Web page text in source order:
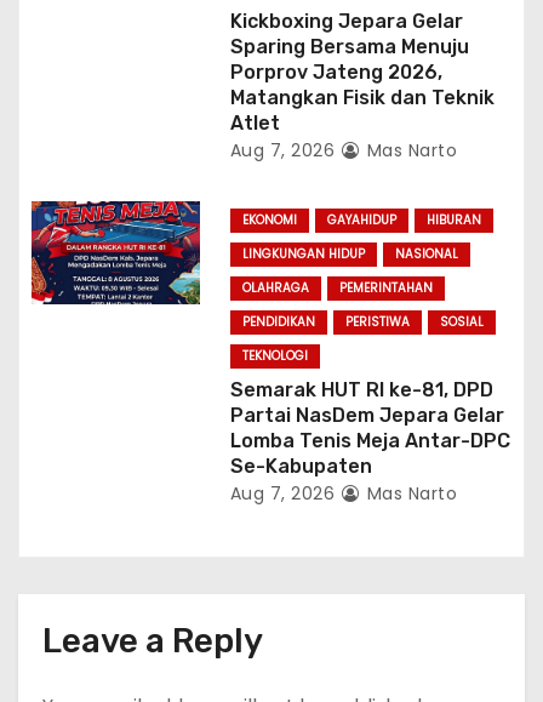
Kickboxing Jepara Gelar
Sparing Bersama Menuju
Porprov Jateng 2026,
Matangkan Fisik dan Teknik
Atlet
Aug 7, 2026 Mas Narto
EKONOMI GAYAHIDUP
HIBURAN
LINGKUNGAN HIDUP
NASIONAL
OLAHRAGA
PEMERINTAHAN
PENDIDIKAN
PERISTIWA
SOSIAL
TEKNOLOGI
Semarak HUT RI ke-81, DPD
Partai NasDem Jepara Gelar
Lomba Tenis Meja Antar-DPC
Se-Kabupaten
Aug 7, 2026 Mas Narto
Leave a Reply